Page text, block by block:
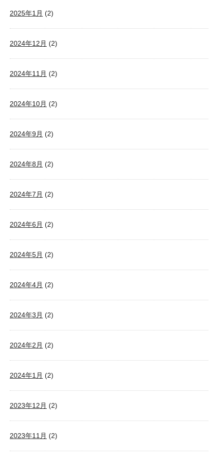
2025年1月 (2)
2024年12月 (2)
2024年11月 (2)
2024年10月 (2)
2024年9月 (2)
2024年8月 (2)
2024年7月 (2)
2024年6月 (2)
2024年5月 (2)
2024年4月 (2)
2024年3月 (2)
2024年2月 (2)
2024年1月 (2)
2023年12月 (2)
2023年11月 (2)